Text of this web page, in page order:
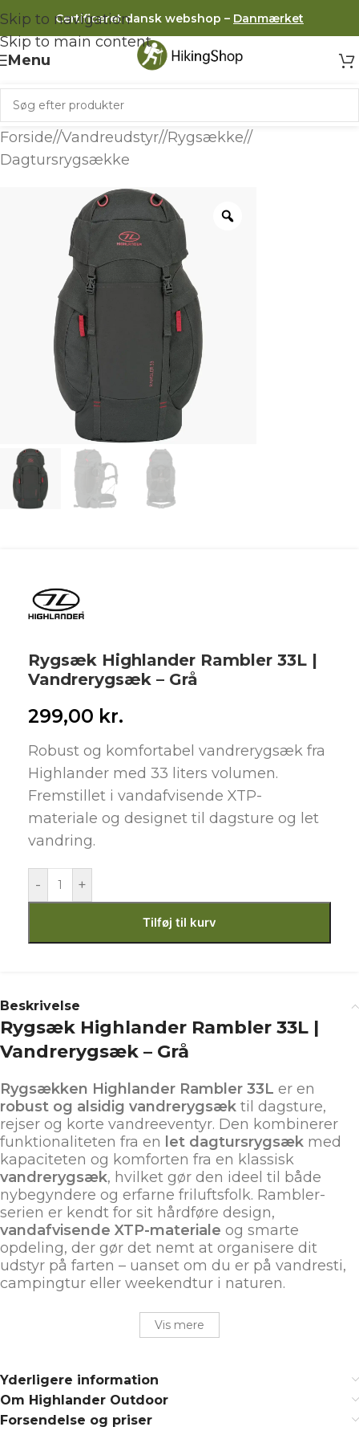
Skip to navigation
Skip to main content
Certificeret dansk webshop – Danmærket
Menu
Forside/ Vandreudstyr/ Rygsække/
Dagtursrygsække
Rygsæk Highlander Rambler 33L |
Vandrerygsæk – Grå
299,00 kr.
Robust og komfortabel vandrerygsæk fra
Highlander med 33 liters volumen.
Fremstillet i vandafvisende XTP-
materiale og designet til dagsture og let
vandring.
- +
Tilføj til kurv
Beskrivelse
Rygsæk Highlander Rambler 33L |
Vandrerygsæk – Grå
Rygsækken Highlander Rambler 33L er en
robust og alsidig vandrerygsæk til dagsture,
rejser og korte vandreeventyr. Den kombinerer
funktionaliteten fra en let dagtursrygsæk med
kapaciteten og komforten fra en klassisk
vandrerygsæk, hvilket gør den ideel til både
nybegyndere og erfarne friluftsfolk. Rambler-
serien er kendt for sit hårdføre design,
vandafvisende XTP-materiale og smarte
opdeling, der gør det nemt at organisere dit
udstyr på farten – uanset om du er på vandresti,
campingtur eller weekendtur i naturen.
Vis mere
Yderligere information
Om Highlander Outdoor
Forsendelse og priser